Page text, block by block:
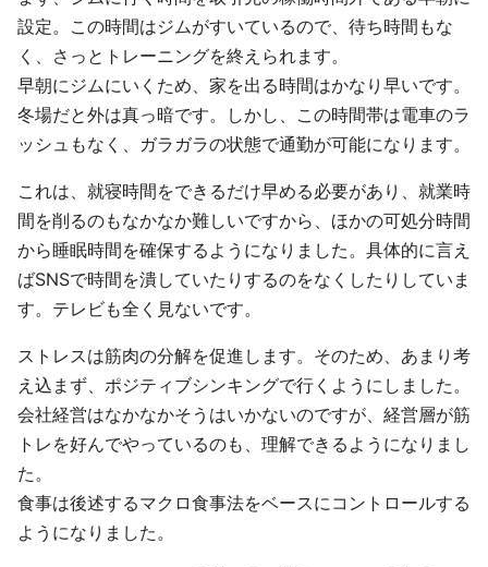
設定。この時間はジムがすいているので、待ち時間もな
く、さっとトレーニングを終えられます。
早朝にジムにいくため、家を出る時間はかなり早いです。
冬場だと外は真っ暗です。しかし、この時間帯は電車のラ
ッシュもなく、ガラガラの状態で通勤が可能になります。
これは、就寝時間をできるだけ早める必要があり、就業時
間を削るのもなかなか難しいですから、ほかの可処分時間
から睡眠時間を確保するようになりました。具体的に言え
ばSNSで時間を潰していたりするのをなくしたりしていま
す。テレビも全く見ないです。
ストレスは筋肉の分解を促進します。そのため、あまり考
え込まず、ポジティブシンキングで行くようにしました。
会社経営はなかなかそうはいかないのですが、経営層が筋
トレを好んでやっているのも、理解できるようになりまし
た。
食事は後述するマクロ食事法をベースにコントロールする
ようになりました。